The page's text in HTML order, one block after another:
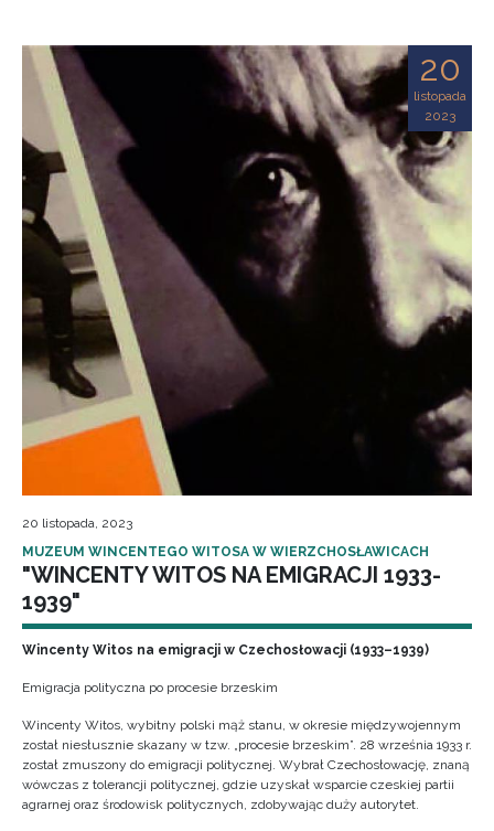
20
listopada
2023
20 listopada, 2023
MUZEUM WINCENTEGO WITOSA W WIERZCHOSŁAWICACH
"WINCENTY WITOS NA EMIGRACJI 1933-
1939"
Wincenty Witos na emigracji w Czechosłowacji (1933–1939)
Emigracja polityczna po procesie brzeskim
Wincenty Witos, wybitny polski mąż stanu, w okresie międzywojennym
został niesłusznie skazany w tzw. „procesie brzeskim”. 28 września 1933 r.
został zmuszony do emigracji politycznej. Wybrał Czechosłowację, znaną
wówczas z tolerancji politycznej, gdzie uzyskał wsparcie czeskiej partii
agrarnej oraz środowisk politycznych, zdobywając duży autorytet.